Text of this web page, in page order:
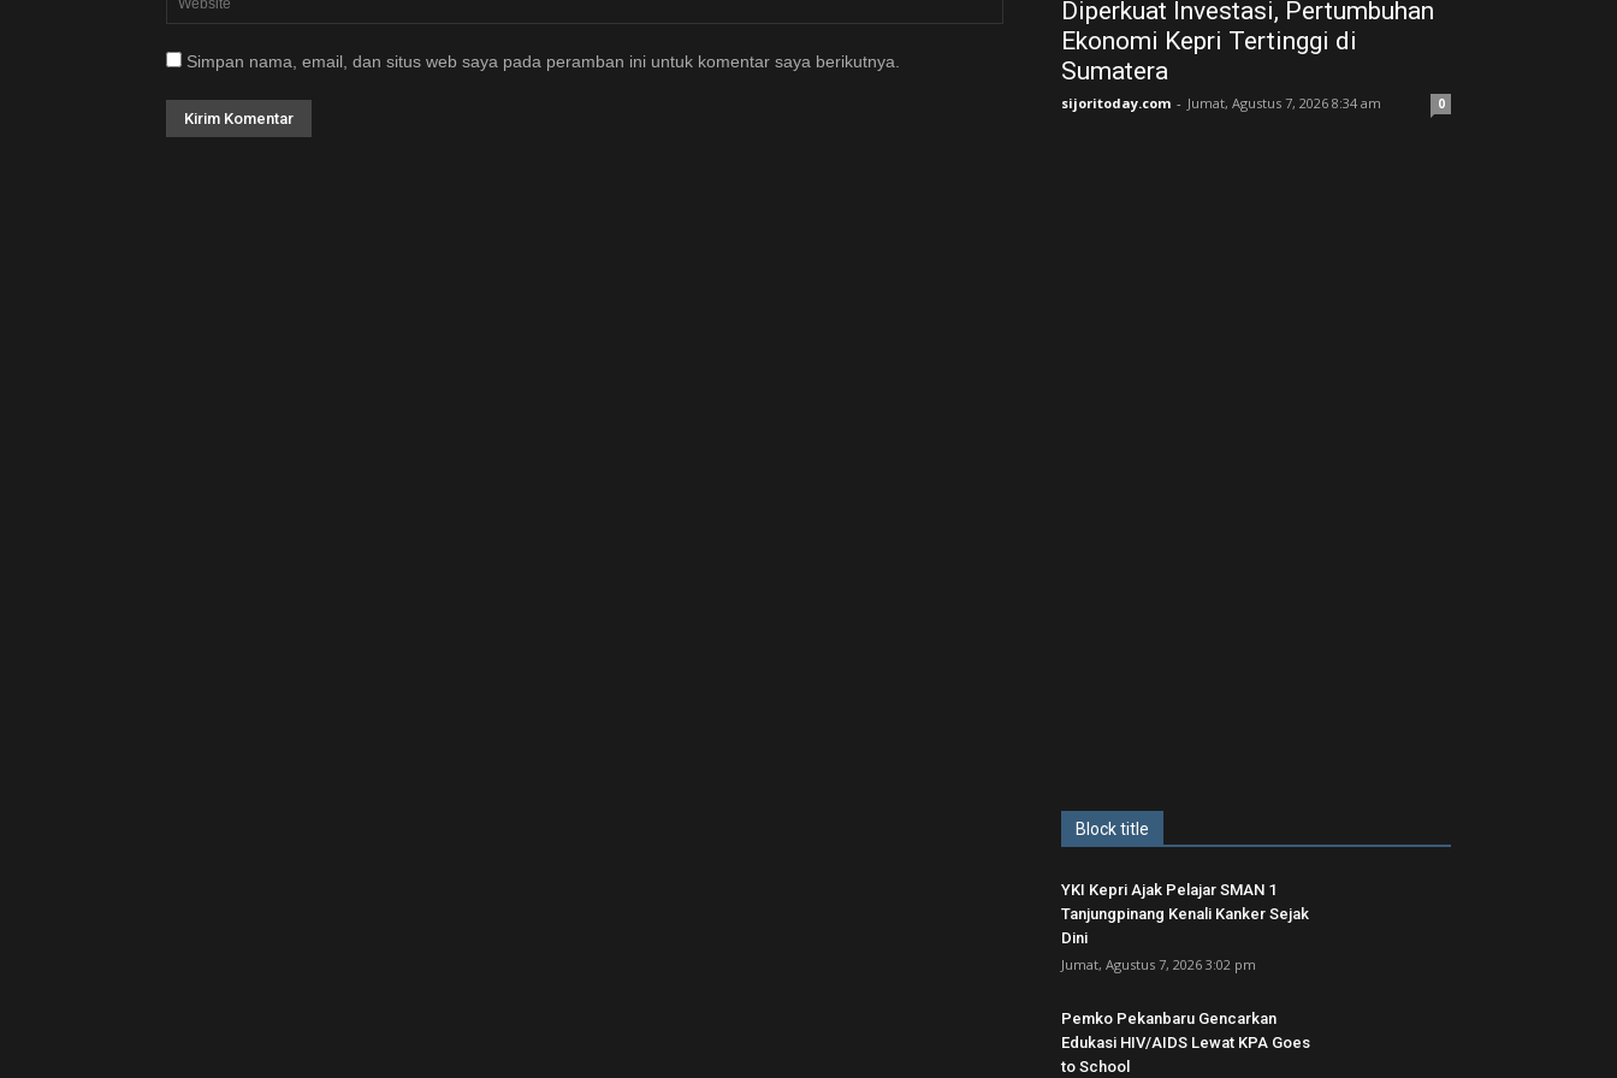
Simpan nama, email, dan situs web saya pada peramban ini untuk komentar saya berikutnya.
Diperkuat Investasi, Pertumbuhan
Ekonomi Kepri Tertinggi di
Sumatera
sijoritoday.com - Jumat, Agustus 7, 2026 8:34 am 0
Block title
YKI Kepri Ajak Pelajar SMAN 1
Tanjungpinang Kenali Kanker Sejak
Dini
Jumat, Agustus 7, 2026 3:02 pm
Pemko Pekanbaru Gencarkan
Edukasi HIV/AIDS Lewat KPA Goes
to School